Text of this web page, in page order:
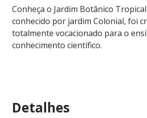
Conheça o Jardim Botânico
conhecido por jardim Colonial, foi
totalmente vocacionado para o
conhecimento científico.
Detalhes